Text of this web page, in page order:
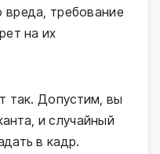
вреда, требование
на их
так. Допустим, вы
и случайный
в кадр.